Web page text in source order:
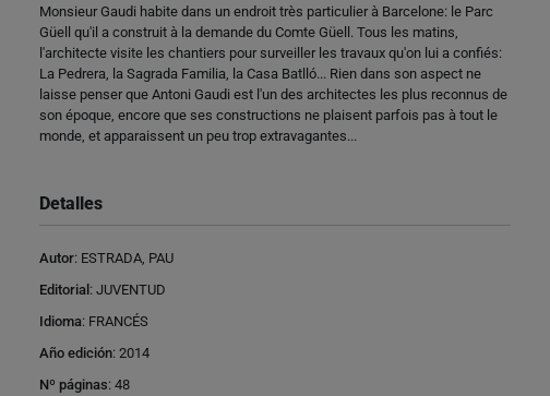
Monsieur Gaudi habite dans un endroit très particulier à Barcelone: le Parc
Güell qu'il a construit à la demande du Comte Güell. Tous les matins,
l'architecte visite les chantiers pour surveiller les travaux qu'on lui a confiés:
La Pedrera, la Sagrada Familia, la Casa Batlló... Rien dans son aspect ne
laisse penser que Antoni Gaudi est l'un des architectes les plus reconnus de
son époque, encore que ses constructions ne plaisent parfois pas à tout le
monde, et apparaissent un peu trop extravagantes...
Detalles
Autor: ESTRADA, PAU
Editorial: JUVENTUD
Idioma: FRANCÉS
Año edición: 2014
Nº páginas: 48